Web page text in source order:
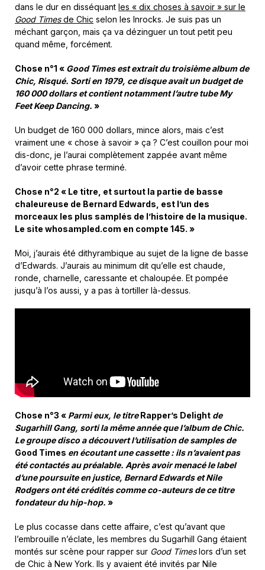
dans le dur en disséquant les « dix choses à savoir » sur le
Good Timesde Chic selon les Inrocks. Je suis pas un
méchant garçon, mais ça va dézinguer un tout petit peu
quand même, forcément.
Chose n°1 « Good Times est extrait du troisième album de
Chic, Risqué. Sorti en 1979, ce disque avait un budget de
160 000 dollars et contient notamment l’autre tube My
Feet Keep Dancing. »
Un budget de 160 000 dollars, mince alors, mais c’est
vraiment une « chose à savoir » ça ? C’est couillon pour moi
dis-donc, je l’aurai complètement zappée avant même
d’avoir cette phrase terminé.
Chose n°2 « Le titre, et surtout la partie de basse
chaleureuse de Bernard Edwards, est l’un des
morceaux les plus samplés de l’histoire de la musique.
Le site whosampled.com en compte 145. »
Moi, j’aurais été dithyrambique au sujet de la ligne de basse
d’Edwards. J’aurais au minimum dit qu’elle est chaude,
ronde, charnelle, caressante et chaloupée. Et pompée
jusqu’à l’os aussi, y a pas à tortiller là-dessus.
Chose n°3 « Parmi eux, le titreRapper’s Delight de
Sugarhill Gang, sorti la même année que l’album de Chic.
Le groupe disco a découvert l’utilisation de samples de
Good Times en écoutant une cassette : ils n’avaient pas
été contactés au préalable. Après avoir menacé le label
d’une poursuite en justice, Bernard Edwards et Nile
Rodgers ont été crédités comme co-auteurs de ce titre
fondateur du hip-hop. »
Le plus cocasse dans cette affaire, c’est qu’avant que
l’embrouille n’éclate, les membres du Sugarhill Gang étaient
montés sur scène pour rapper sur Good Timeslors d’un set
de Chic à New York. Ils y avaient été invités par Nile